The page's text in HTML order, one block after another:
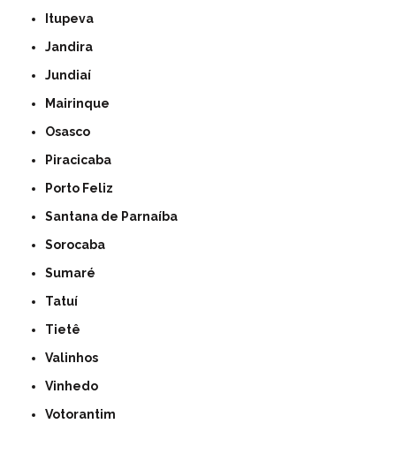
Itupeva
Jandira
Jundiaí
Mairinque
Osasco
Piracicaba
Porto Feliz
Santana de Parnaíba
Sorocaba
Sumaré
Tatuí
Tietê
Valinhos
Vinhedo
Votorantim